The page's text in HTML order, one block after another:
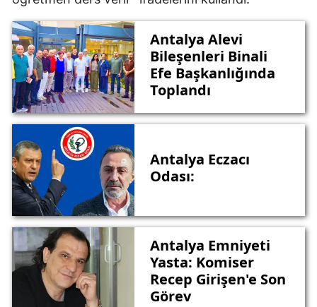
Antalya Alevi
Bileşenleri Binali
Efe Başkanlığında
Toplandı
Antalya Eczacı
Odası:
Antalya Emniyeti
Yasta: Komiser
Recep Girişen'e Son
Görev